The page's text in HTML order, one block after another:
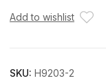
Add to wishlist
SKU: H9203-2